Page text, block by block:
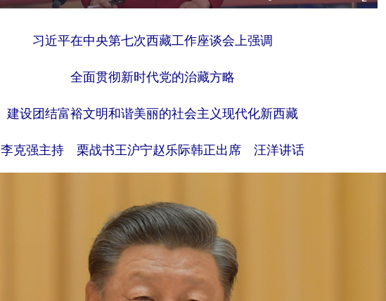
习近平在中央第七次西藏工作座谈会上强调
全面贯彻新时代党的治藏方略
建设团结富裕文明和谐美丽的社会主义现代化新西藏
李克强主持 栗战书王沪宁赵乐际韩正出席 汪洋讲话